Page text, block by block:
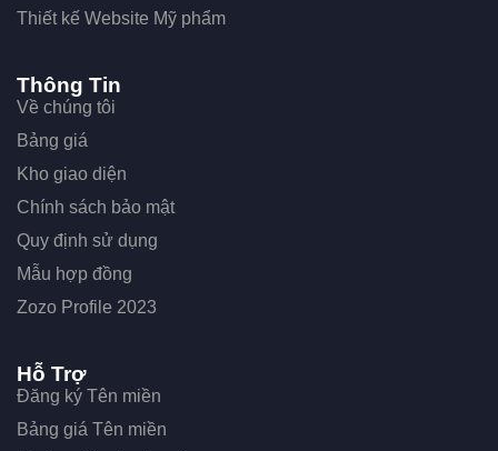
Thiết kế Website Mỹ phẩm
Thông Tin
Về chúng tôi
Bảng giá
Kho giao diện
Chính sách bảo mật
Quy định sử dụng
Mẫu hợp đồng
Zozo Profile 2023
Hỗ Trợ
Đăng ký Tên miền
Bảng giá Tên miền